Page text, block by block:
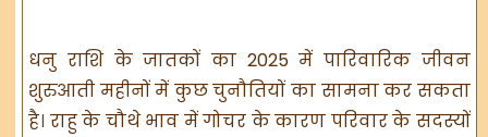
धनु राशि के जातकों का 2025 में पारिवारिक जीवन
शुरुआती महीनों में कुछ चुनौतियों का सामना कर सकता
है। राहु के चौथे भाव में गोचर के कारण परिवार के सदस्यों